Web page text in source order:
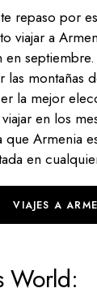
repaso por
viajar a
las montañas
la mejor
en los
que Armenia
en
VIAJES A
World: